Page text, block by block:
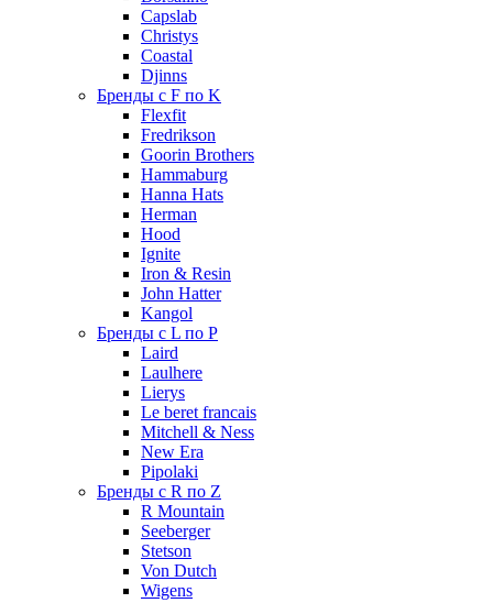
Capslab
Christys
Coastal
Djinns
Бренды с F по K
Flexfit
Fredrikson
Goorin Brothers
Hammaburg
Hanna Hats
Herman
Hood
Ignite
Iron & Resin
John Hatter
Kangol
Бренды с L по P
Laird
Laulhere
Lierys
Le beret francais
Mitchell & Ness
New Era
Pipolaki
Бренды с R по Z
R Mountain
Seeberger
Stetson
Von Dutch
Wigens